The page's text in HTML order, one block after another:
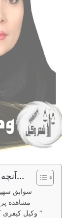
آنچه در این مقاله میخوانید...
سوابق
مشاهده
” وکیل کیفری کرمانشاه سهیلا یادگاری “